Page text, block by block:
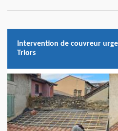
Intervention de couvreur
Triors